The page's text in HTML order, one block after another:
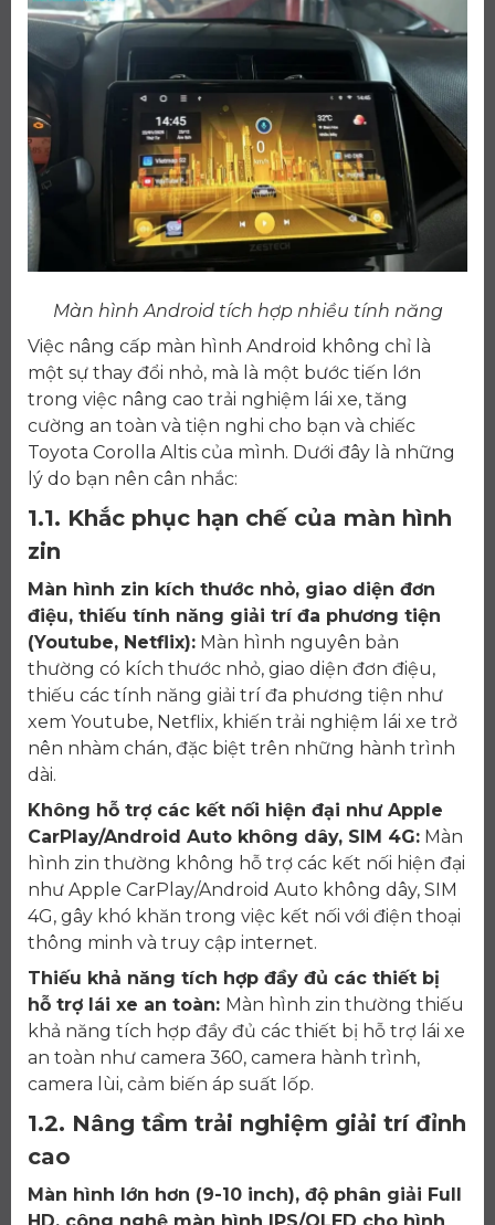
Màn hình Android tích hợp nhiều tính năng
Việc nâng cấp màn hình Android không chỉ là
một sự thay đổi nhỏ, mà là một bước tiến lớn
trong việc nâng cao trải nghiệm lái xe, tăng
cường an toàn và tiện nghi cho bạn và chiếc
Toyota Corolla Altis của mình. Dưới đây là những
lý do bạn nên cân nhắc:
1.1. Khắc phục hạn chế của màn hình
zin
Màn hình zin kích thước nhỏ, giao diện đơn
điệu, thiếu tính năng giải trí đa phương tiện
(Youtube, Netflix): Màn hình nguyên bản
thường có kích thước nhỏ, giao diện đơn điệu,
thiếu các tính năng giải trí đa phương tiện như
xem Youtube, Netflix, khiến trải nghiệm lái xe trở
nên nhàm chán, đặc biệt trên những hành trình
dài.
Không hỗ trợ các kết nối hiện đại như Apple
CarPlay/Android Auto không dây, SIM 4G: Màn
hình zin thường không hỗ trợ các kết nối hiện đại
như Apple CarPlay/Android Auto không dây, SIM
4G, gây khó khăn trong việc kết nối với điện thoại
thông minh và truy cập internet.
Thiếu khả năng tích hợp đầy đủ các thiết bị
hỗ trợ lái xe an toàn: Màn hình zin thường thiếu
khả năng tích hợp đầy đủ các thiết bị hỗ trợ lái xe
an toàn như camera 360, camera hành trình,
camera lùi, cảm biến áp suất lốp.
1.2. Nâng tầm trải nghiệm giải trí đỉnh
cao
Màn hình lớn hơn (9-10 inch), độ phân giải Full